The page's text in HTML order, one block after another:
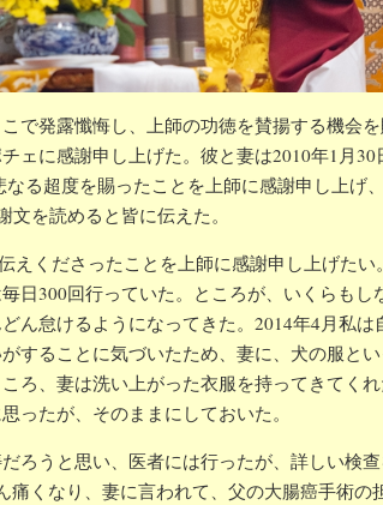
で発露懺悔し、上師の功徳を賛揚する機会
ェに感謝申し上げた。彼と妻は2010年1月30
る超度を賜ったことを上師に感謝申し上げ
を読めると皆に伝えた。
えくださったことを上師に感謝申し上げたい
日300回行っていた。ところが、いくらもし
ん怠けるようになってきた。2014年4月私は
することに気づいたため、妻に、犬の服と
ろ、妻は洗い上がった衣服を持ってきてく
ったが、そのままにしておいた。
ろうと思い、医者には行ったが、詳しい検
くなり、妻に言われて、父の大腸癌手術の